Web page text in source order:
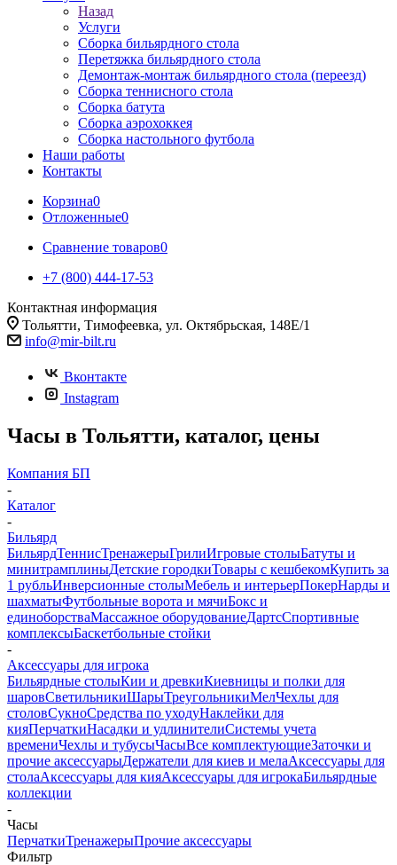
Назад
Услуги
Сборка бильярдного стола
Перетяжка бильярдного стола
Демонтаж-монтаж бильярдного стола (переезд)
Сборка теннисного стола
Сборка батута
Сборка аэрохоккея
Сборка настольного футбола
Наши работы
Контакты
Корзина0
Отложенные0
Сравнение товаров0
+7 (800) 444-17-53
Контактная информация
Тольятти, Тимофеевка, ул. Октябрьская, 148Е/1
info@mir-bilt.ru
Вконтакте
Instagram
Часы в Тольятти, каталог, цены
Компания БП
-
Каталог
-
Бильярд
БильярдТеннисТренажерыГрилиИгровые столыБатуты и
минитрамплиныДетские городкиТовары с кешбекомКупить за
1 рубльИнверсионные столыМебель и интерьерПокерНарды и
шахматыФутбольные ворота и мячиБокс и
единоборстваМассажное оборудованиеДартсСпортивные
комплексыБаскетбольные стойки
-
Аксессуары для игрока
Бильярдные столыКии и древкиКиевницы и полки для
шаровСветильникиШарыТреугольникиМелЧехлы для
столовСукноСредства по уходуНаклейки для
кияПерчаткиНасадки и удлинителиСистемы учета
времениЧехлы и тубусыЧасыВсе комплектующиеЗаточки и
прочие аксессуарыДержатели для киев и мелаАксессуары для
столаАксессуары для кияАксессуары для игрокаБильярдные
коллекции
-
Часы
ПерчаткиТренажерыПрочие аксессуары
Фильтр